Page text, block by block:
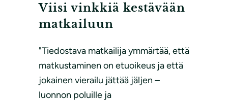
Viisi vinkkiä kestävään
matkailuun
"Tiedostava matkailija ymmärtää, että
matkustaminen on etuoikeus ja että
jokainen vierailu jättää jäljen –
luonnon poluille ja